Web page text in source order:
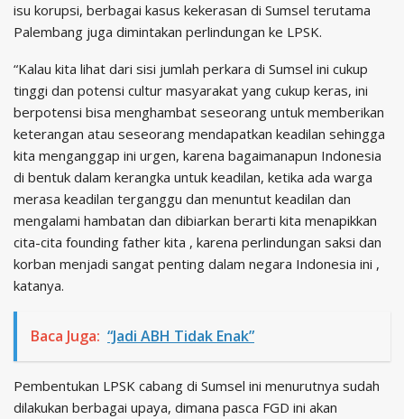
isu korupsi, berbagai kasus kekerasan di Sumsel terutama
Palembang juga dimintakan perlindungan ke LPSK.
“Kalau kita lihat dari sisi jumlah perkara di Sumsel ini cukup
tinggi dan potensi cultur masyarakat yang cukup keras, ini
berpotensi bisa menghambat seseorang untuk memberikan
keterangan atau seseorang mendapatkan keadilan sehingga
kita menganggap ini urgen, karena bagaimanapun Indonesia
di bentuk dalam kerangka untuk keadilan, ketika ada warga
merasa keadilan terganggu dan menuntut keadilan dan
mengalami hambatan dan dibiarkan berarti kita menapikkan
cita-cita founding father kita , karena perlindungan saksi dan
korban menjadi sangat penting dalam negara Indonesia ini ,
katanya.
Baca Juga: “Jadi ABH Tidak Enak”
Pembentukan LPSK cabang di Sumsel ini menurutnya sudah
dilakukan berbagai upaya, dimana pasca FGD ini akan